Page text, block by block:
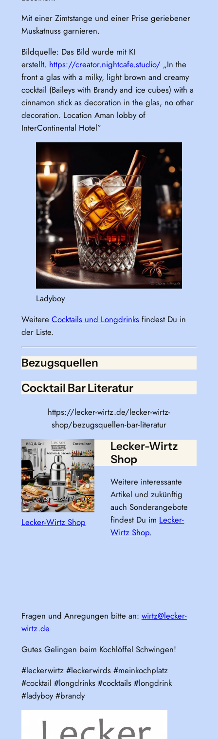
Mit einer Zimtstange und einer Prise geriebener
Muskatnuss garnieren.
Bildquelle: Das Bild wurde mit KI
erstellt. https://creator.nightcafe.studio/„In the
front a glas with a milky, light brown and creamy
cocktail (Baileys with Brandy and ice cubes) with a
cinnamon stick as decoration in the glas, no other
decoration. Location Aman lobby of
InterContinental Hotel”
Ladyboy
Weitere Cocktails und Longdrinksfindest Du in
der Liste.
Bezugsquellen
Cocktail Bar Literatur
https://lecker-wirtz.de/lecker-wirtz-
shop/bezugsquellen-bar-literatur
Lecker-Wirtz Shop
Lecker-Wirtz
Shop
Weitere interessante
Artikel und zukünftig
auch Sonderangebote
findest Du im Lecker-
Wirtz Shop.
Fragen und Anregungen bitte an: wirtz@lecker-
wirtz.de
Gutes Gelingen beim Kochlöffel Schwingen!
#leckerwirtz #leckerwirds #meinkochplatz
#cocktail #longdrinks #cocktails #longdrink
#ladyboy #brandy